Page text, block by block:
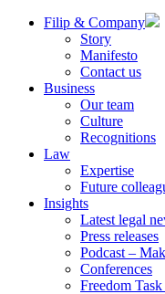
Filip & Company
Story
Manifesto
Contact us
Business
Our team
Culture
Recognitions
Law
Expertise
Future
Insights
Latest legal
Press releases
Podcast –
Conferences
Freedom